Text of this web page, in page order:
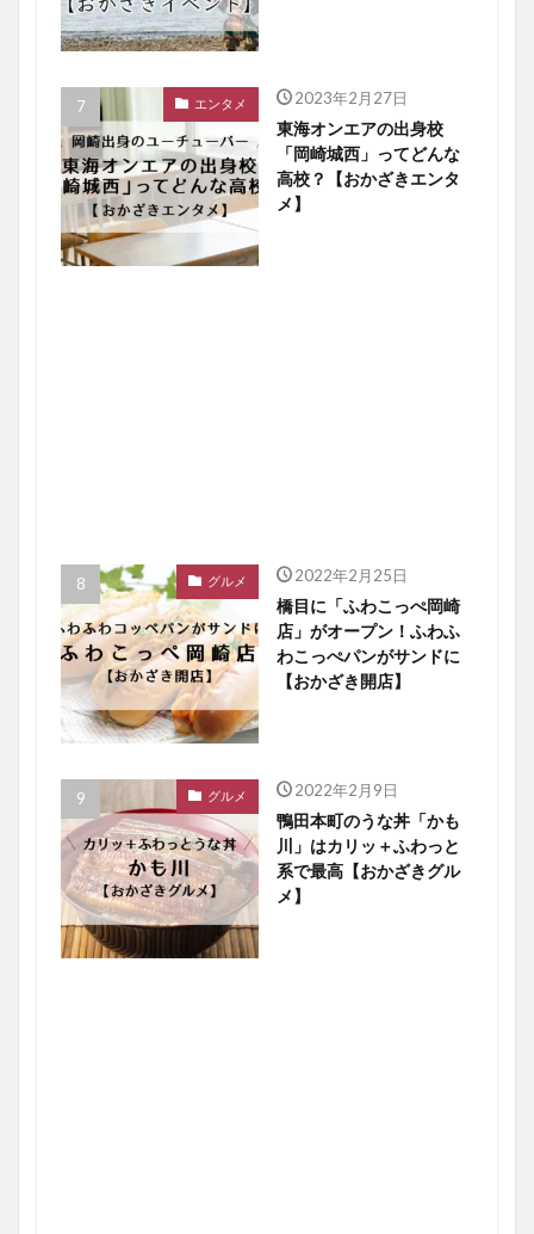
エンタメ 2023年2月27日
東海オンエアの出身校
「岡崎城西」ってどんな
高校？【おかざきエンタ
メ】
グルメ 2022年2月25日
橋目に「ふわこっぺ岡崎
店」がオープン！ふわふ
わこっぺパンがサンドに
【おかざき開店】
グルメ 2022年2月9日
鴨田本町のうな丼「かも
川」はカリッ＋ふわっと
系で最高【おかざきグル
メ】